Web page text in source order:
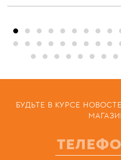
БУДЬТЕ В КУРСЕ